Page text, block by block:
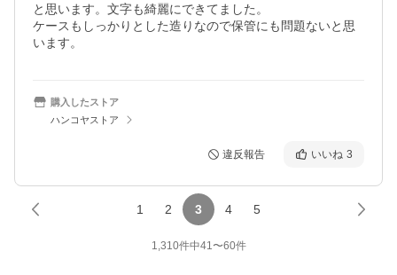
と思います。文字も綺麗にできてました。
ケースもしっかりとした造りなので保管にも問題ないと思
います。
購入したストア
ハンコヤストア
違反報告 いいね 3
1 2 3 4 5
1,310件中41〜60件